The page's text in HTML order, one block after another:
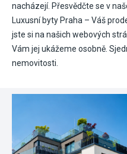
nacházejí. Přesvědčte se v
Luxusní byty Praha – Váš
jste si na našich webových
Vám jej ukážeme osobně.
nemovitosti.